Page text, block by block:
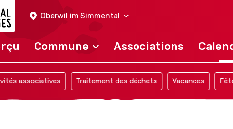
Oberwil im Simmental
Commune Associations
associatives Traitement des déchets Vacances